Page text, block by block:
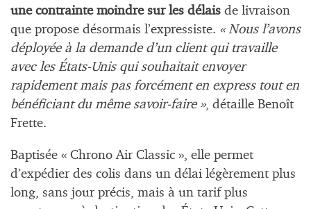
une contrainte moindre sur les délais de livraison
que propose désormais l’expressiste. « Nous l’avons
déployée à la demande d’un client qui travaille
avec les États-Unis qui souhaitait envoyer
rapidement mais pas forcément en express tout en
bénéficiant du même savoir-faire », détaille Benoît
Frette.
Baptisée « Chrono Air Classic », elle permet
d’expédier des colis dans un délai légèrement plus
long, sans jour précis, mais à un tarif plus